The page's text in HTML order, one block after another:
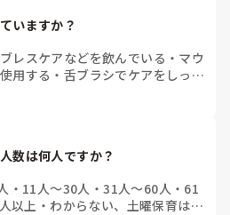
いますか？
ブレスケアなどを飲んでいる ・ マウ
用する ・ 舌ブラシでケアをしっか
えて下さい)
数は何人ですか？
・ 11人～30人 ・31人～60人 ・ 61
以上 ・ わからない、土曜保育はな